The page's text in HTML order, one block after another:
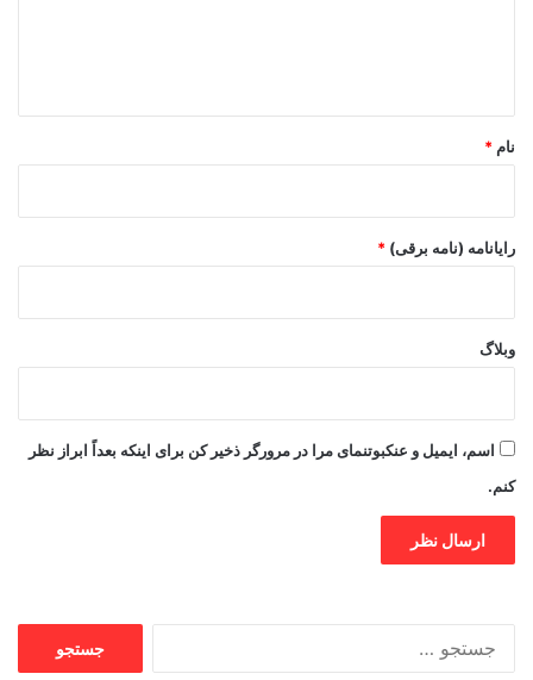
نام *
رایانامه (نامه برقی) *
وبلاگ
اسم، ایمیل و عنکبوتنمای مرا در مرورگر ذخیر کن برای اینکه بعداً ابراز نظر
کنم.